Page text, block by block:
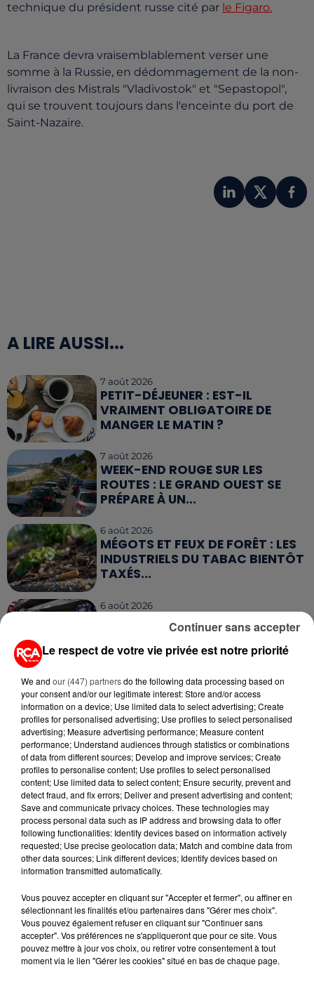
technique du président russe cité par le Figaro.
La France devra vraisemblablement verser une
somme à la Russie, en dédommagement de la non-
livraison des Mistrals "Vladivostok" et "Sepastopol",
qui se trouvent toujours dans l'enceinte du port de
Saint-Nazaire.
A LIRE AUSSI...
7 août 2026
PETIT-DÉJEUNER : EST-IL
VRAIMENT OBLIGATOIRE DE
MANGER LE MATIN ?
7 août 2026
WEEK-END ROUGE SUR LES
ROUTES : LE GRAND OUEST SE
PRÉPARE À UN...
6 août 2026
MÉGOTS ET FEUX DE FORÊT : LES
INDUSTRIELS DU TABAC BIENTÔT
TAXÉS...
6 août 2026
CANICULE : POURQUOI LES
BOUTEILLES D'EAU
DISPARAISSENT DES RAYONS...
5 août 2026
MANGER SAINEMENT COÛTE 25 %
PLUS CHER QU'IL Y A CINQ ANS,
ALERTE L’ONU
5 août 2026
QUELLES SONT LES MARQUES QUI
OFFRENT LE MEILLEUR RAPPORT...
RETROUVEZ TOUTE L'ACTU DE LA RÉGION ET
RECEVEZ LES ALERTES INFOS DE LA RÉDACTION
EN TÉLÉCHARGEANT L'APPLICATION MOBILE
RCA
Le respect de votre vie privée est notre priorité
We and our (447) partnersdo the following data processing based on
your consent and/or our legitimate interest: Store and/or access
information on a device; Use limited data to select advertising; Create
profiles for personalised advertising; Use profiles to select personalised
advertising; Measure advertising performance; Measure content
performance; Understand audiences through statistics or combinations
of data from different sources; Develop and improve services; Create
profiles to personalise content; Use profiles to select personalised
content; Use limited data to select content; Ensure security, prevent and
detect fraud, and fix errors; Deliver and present advertising and content;
Save and communicate privacy choices. These technologies may
process personal data such as IP address and browsing data to offer
following functionalities: Identify devices based on information actively
requested; Use precise geolocation data; Match and combine data from
other data sources; Link different devices; Identify devices based on
information transmitted automatically.
Vous pouvez accepter en cliquant sur "Accepter et fermer", ou affiner en
sélectionnant les finalités et/ou partenaires dans "Gérer mes choix".
Vous pouvez également refuser en cliquant sur "Continuer sans
accepter". Vos préférences ne s'appliqueront que pour ce site. Vous
pouvez mettre à jour vos choix, ou retirer votre consentement à tout
moment via le lien "Gérer les cookies" situé en bas de chaque page.
Continuer sans accepter